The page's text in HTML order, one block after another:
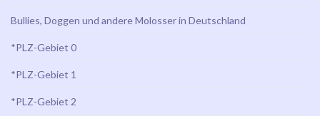
Bullies, Doggen und andere Molosser in Deutschland
*PLZ-Gebiet 0
*PLZ-Gebiet 1
*PLZ-Gebiet 2